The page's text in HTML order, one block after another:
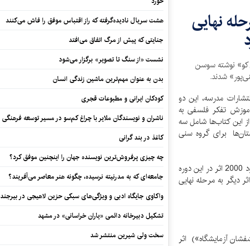
نهایی
کو» نوشته سوسن
شدند.
مدرسه، این دو
که با هدف آموزش تفکر فلسفی به
این کتاب‌ها شامل سه
برای گروه سنی
«بچه فیلی که گم شده بود» و «دریای من کو» پس از بررسی حدود 2000 اثر در این دوره
از جایزه شهید غنی پور و چند مرحله ارزیابی و مطالعه، همراه با 4 اثر دیگر به مرحله نهایی
آزمایشگاه») اثر
هشت سریال نادیده‌گرفته که راز اقتباس موفق را فاش می‌کنند
جنایتی که پیش از مرگ اتفاق می‌افتد
نشست «از سنگ تا تصویر» برگزار می‌شود
بدن به عنوان مهم‌ترین ماشین زندگی انسان
کودکان ایرانی و مطبوعات قجری
ناشران و نویسندگان ملایر با چراغ کم‌سو در مسیر توسعه فرهنگی
کاغذ در بند گرانی
چه چیزی پرفروش‌ترین نویسنده جهان را اینچنین موفق کرد؟
جامعه‌ای که به مدرنیته نرسیده، چگونه هنر معاصر می‌آفریند؟
واکاوی جایگاه ادبی و ویژگی‌های سبکی حزین لاهیجی در بیرجند
تشکیل دبیرخانه دائمی «یاران خراسانی» در مشهد
سخت ولی شیرین منتشر شد